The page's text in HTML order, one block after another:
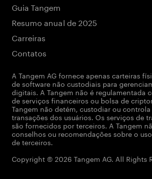
Guia Tangem
Resumo anual de 2025
Carreiras
Contatos
A Tangem AG fornece apenas carteiras
de software não custodiais para
digitais. A Tangem não é regulamentada
de serviços financeiros ou bolsa de
Tangem não detém, custodiar ou
transações dos usuários. Os serviços de
são fornecidos por terceiros. A Tangem
conselhos ou recomendações sobre o
de terceiros.